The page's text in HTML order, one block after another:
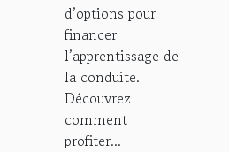
d’options pour
financer
l’apprentissage de
la conduite.
Découvrez
comment
profiter...